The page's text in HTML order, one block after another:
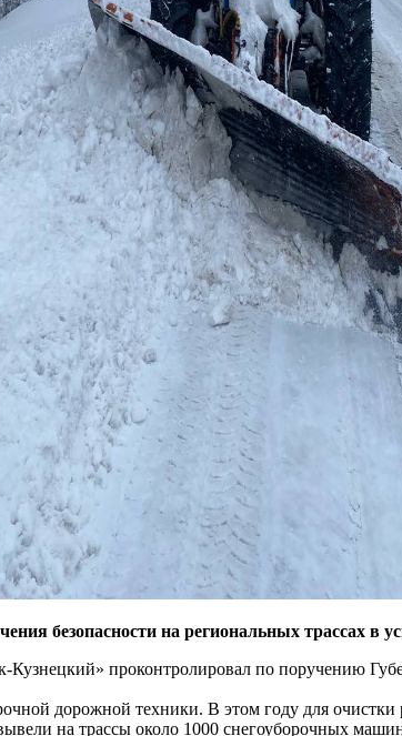
безопасности на региональных трассах
проконтролировал по поручению
дорожной техники. В этом году для очистки
на трассы около 1000 снегоуборочных